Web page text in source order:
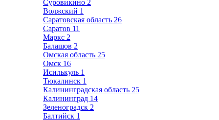
Суровикино 2
Волжский 1
Саратовская область 26
Саратов 11
Маркс 2
Балашов 2
Омская область 25
Омск 16
Исилькуль 1
Тюкалинск 1
Калининградская область 25
Калининград 14
Зеленоградск 2
Балтийск 1